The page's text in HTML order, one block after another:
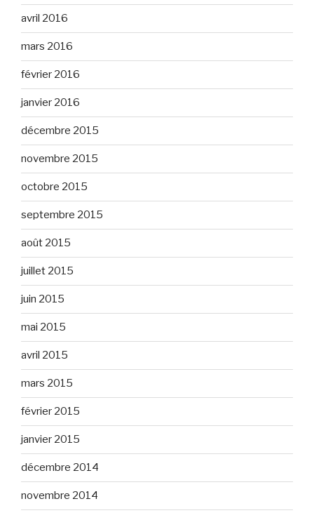
avril 2016
mars 2016
février 2016
janvier 2016
décembre 2015
novembre 2015
octobre 2015
septembre 2015
août 2015
juillet 2015
juin 2015
mai 2015
avril 2015
mars 2015
février 2015
janvier 2015
décembre 2014
novembre 2014